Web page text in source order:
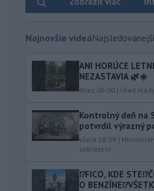
Najnovšie videá
ANI HORÚCE
NEZASTAVIA 🌿☀️
dnes 06:00 | Úrad
Kontrolný deň na
potvrdil výrazný
včera 18:09 |
zobrazení
⁉️FICO, KDE
O